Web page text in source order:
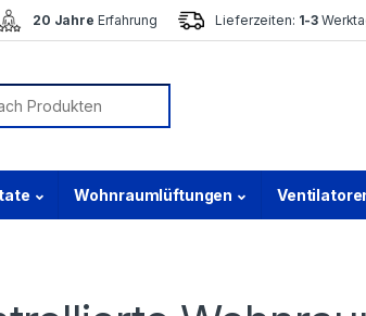
20 Jahre Erfahrung Lieferzeiten: 1-3
Wohnraumlüftungen